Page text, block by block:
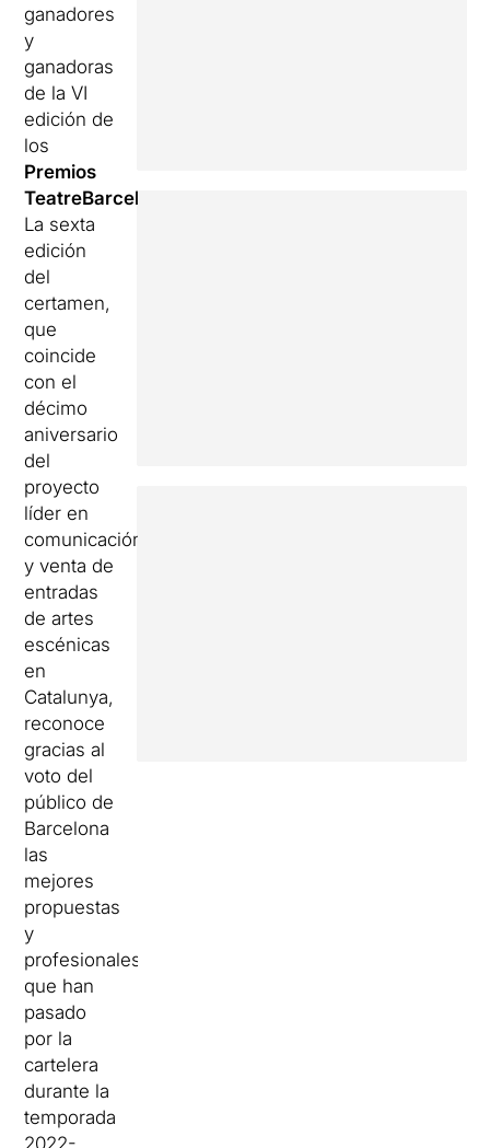
ganadores
y
ganadoras
de la VI
edición de
los
Premios
TeatreBarcelona
La sexta
edición
del
certamen,
que
coincide
con el
décimo
aniversario
del
proyecto
líder en
comunicación
y venta de
entradas
de artes
escénicas
en
Catalunya,
reconoce
gracias al
voto del
público de
Barcelona
las
mejores
propuestas
y
profesionales
que han
pasado
por la
cartelera
durante la
temporada
2022-